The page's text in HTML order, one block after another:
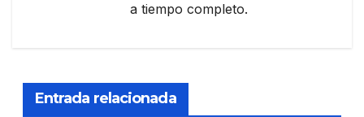
a tiempo completo.
Entrada relacionada